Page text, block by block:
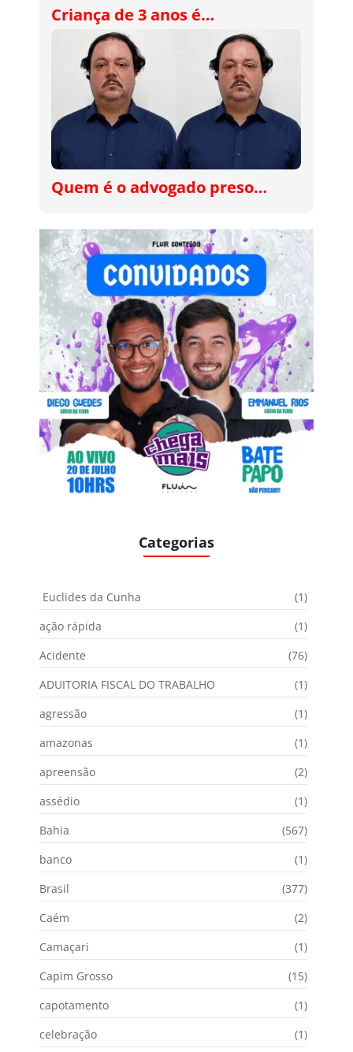
Criança de 3 anos é…
Quem é o advogado preso…
Categorias
Euclides da Cunha
(1)
ação rápida
(1)
Acidente
(76)
ADUITORIA FISCAL DO TRABALHO
(1)
agressão
(1)
amazonas
(1)
apreensão
(2)
assédio
(1)
Bahia
(567)
banco
(1)
Brasil
(377)
Caém
(2)
Camaçari
(1)
Capim Grosso
(15)
capotamento
(1)
celebração
(1)